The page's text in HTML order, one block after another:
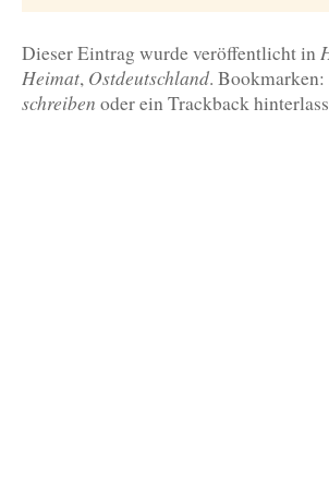
Dieser Eintrag wurde veröffentlicht in
Heimat, Ostdeutschland. Bookmarken:
schreiben oder ein Trackback